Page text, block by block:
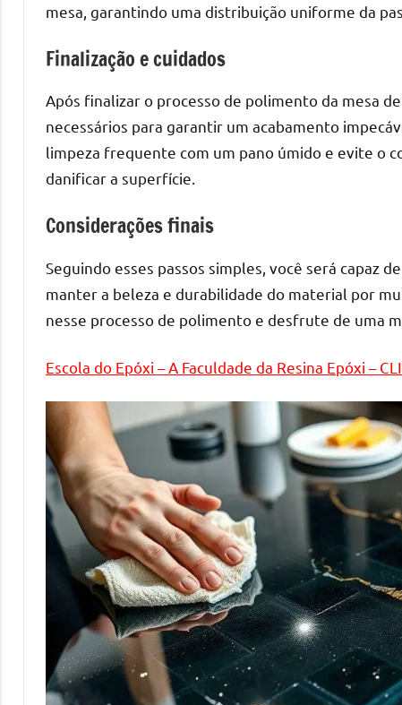
as
melhores
práticas
mesa
de
resinada
de
qualidade,
como
as
populares
River
Tables
de
tampinhas
resinadas.
mesa, garantindo uma distribuição uniforme da
Finalização e cuidados
Após finalizar o processo de polimento da mesa
necessários para garantir um acabamento
limpeza frequente com um pano úmido e evite o
danificar a superfície.
Considerações finais
Seguindo esses passos simples, você será capaz
manter a beleza e durabilidade do material por
nesse processo de polimento e desfrute de uma
Escola do Epóxi – A Faculdade da Resina Epóxi –